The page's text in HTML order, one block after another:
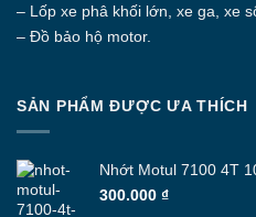
– Lốp xe phâ khối lớn, xe ga, xe
– Đồ bảo hộ motor.
SẢN PHẨM ĐƯỢC ƯA THÍCH
Nhớt Motul 7100 4T
300.000 ₫